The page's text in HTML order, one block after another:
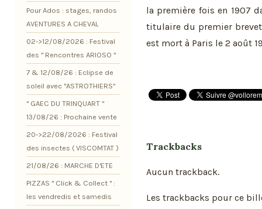
la première fois en 1907
titulaire du premier brevet
est mort à Paris le 2 août
Trackbacks
Aucun trackback.
Les trackbacks pour ce
Pour Ados : stages, randos
AVENTURES A CHEVAL
02->12/08/2026 : Festival
des " Rencontres ARIOSO "
7 & 12/08/26 : Eclipse de
soleil avec "ASTROTHIERS"
" GAEC DU TRINQUART "
13/08/26 : Prochaine vente
20->22/08/2026 : Festival
des insectes ( VISCOMTAT )
21/08/26 : MARCHE D'ETE
PIZZAS " Click & Collect " :
les vendredis et samedis